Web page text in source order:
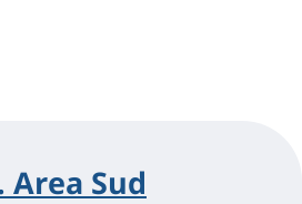
Area Sud